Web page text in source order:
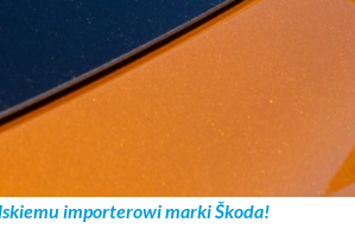
importerowi marki Škoda!